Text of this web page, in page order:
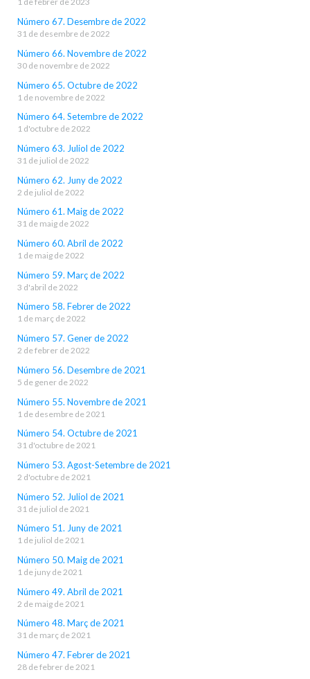
Número 67. Desembre de 2022
31 de desembre de 2022
Número 66. Novembre de 2022
30 de novembre de 2022
Número 65. Octubre de 2022
1 de novembre de 2022
Número 64. Setembre de 2022
1 d'octubre de 2022
Número 63. Juliol de 2022
31 de juliol de 2022
Número 62. Juny de 2022
2 de juliol de 2022
Número 61. Maig de 2022
31 de maig de 2022
Número 60. Abril de 2022
1 de maig de 2022
Número 59. Març de 2022
3 d'abril de 2022
Número 58. Febrer de 2022
1 de març de 2022
Número 57. Gener de 2022
2 de febrer de 2022
Número 56. Desembre de 2021
5 de gener de 2022
Número 55. Novembre de 2021
1 de desembre de 2021
Número 54. Octubre de 2021
31 d'octubre de 2021
Número 53. Agost-Setembre de 2021
2 d'octubre de 2021
Número 52. Juliol de 2021
31 de juliol de 2021
Número 51. Juny de 2021
1 de juliol de 2021
Número 50. Maig de 2021
1 de juny de 2021
Número 49. Abril de 2021
2 de maig de 2021
Número 48. Març de 2021
31 de març de 2021
Número 47. Febrer de 2021
28 de febrer de 2021